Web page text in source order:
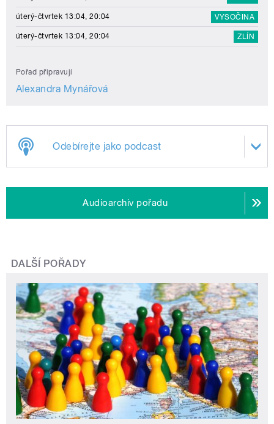
úterý-čtvrtek 13:04, 20:04 VYSOČINA
úterý-čtvrtek 13:04, 20:04 ZLÍN
Pořad připravují
Alexandra Mynářová
Odebírejte jako podcast
Audioarchiv pořadu
DALŠÍ POŘADY